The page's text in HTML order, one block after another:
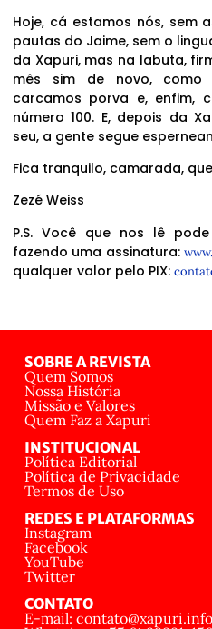
Hoje, cá estamos nós, sem
pautas do Jaime, sem o
da Xapuri, mas na labuta,
mês sim de novo, como
carcamos porva e, enfim,
número 100. E, depois da
seu, a gente segue
Fica tranquilo, camarada,
Zezé Weiss
P.S. Você que nos lê
fazendo uma assinatura:
qualquer valor pelo PIX:
SOBRE A REVISTA
Quem Somos
Nossa História
Missão e Valores
Quem Faz a Xapuri
INSTITUCIONAL
Política Editorial
Política de Privacidade
Termos de Uso
REDES E PLATAFORMAS
Instagram
Facebook
YouTube
Twitter
CONTATO
E-mail: contato@xapuri.info